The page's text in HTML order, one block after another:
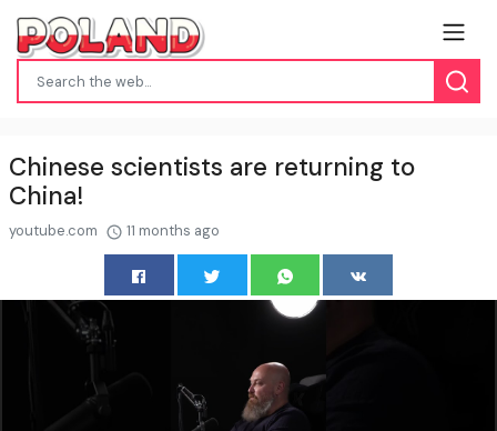
Chinese scientists are returning to
China!
youtube.com 11 months ago